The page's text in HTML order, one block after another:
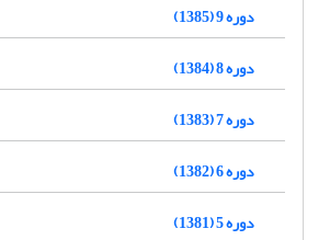
دوره 9 (1385)
دوره 8 (1384)
دوره 7 (1383)
دوره 6 (1382)
دوره 5 (1381)